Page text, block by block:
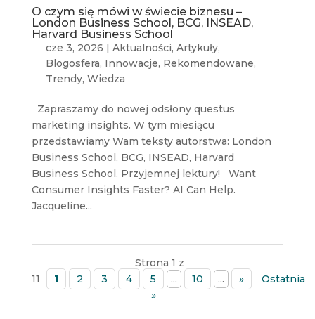
O czym się mówi w świecie biznesu –
London Business School, BCG, INSEAD,
Harvard Business School
cze 3, 2026 | Aktualności, Artykuły,
Blogosfera, Innowacje, Rekomendowane,
Trendy, Wiedza
Zapraszamy do nowej odsłony questus
marketing insights. W tym miesiącu
przedstawiamy Wam teksty autorstwa: London
Business School, BCG, INSEAD, Harvard
Business School. Przyjemnej lektury! Want
Consumer Insights Faster? AI Can Help.
Jacqueline...
Strona 1 z
11
1 2 3 4 5 ... 10 ... »
Ostatnia
»